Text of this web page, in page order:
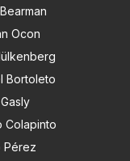
Ocon
Bortoleto
Colapinto
Pérez